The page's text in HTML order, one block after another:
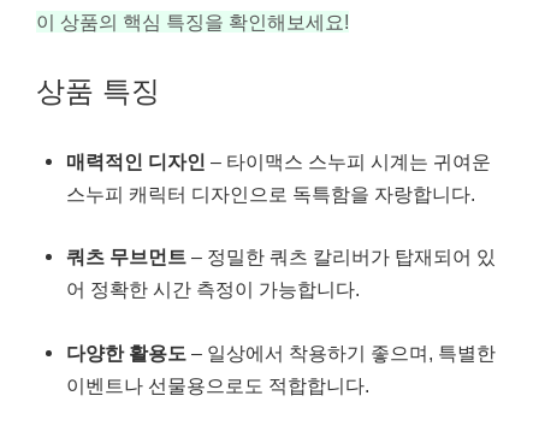
이 상품의 핵심 특징을 확인해보세요!
상품 특징
매력적인 디자인 – 타이맥스 스누피 시계는 귀여운
스누피 캐릭터 디자인으로 독특함을 자랑합니다.
쿼츠 무브먼트 – 정밀한 쿼츠 칼리버가 탑재되어 있
어 정확한 시간 측정이 가능합니다.
다양한 활용도 – 일상에서 착용하기 좋으며, 특별한
이벤트나 선물용으로도 적합합니다.